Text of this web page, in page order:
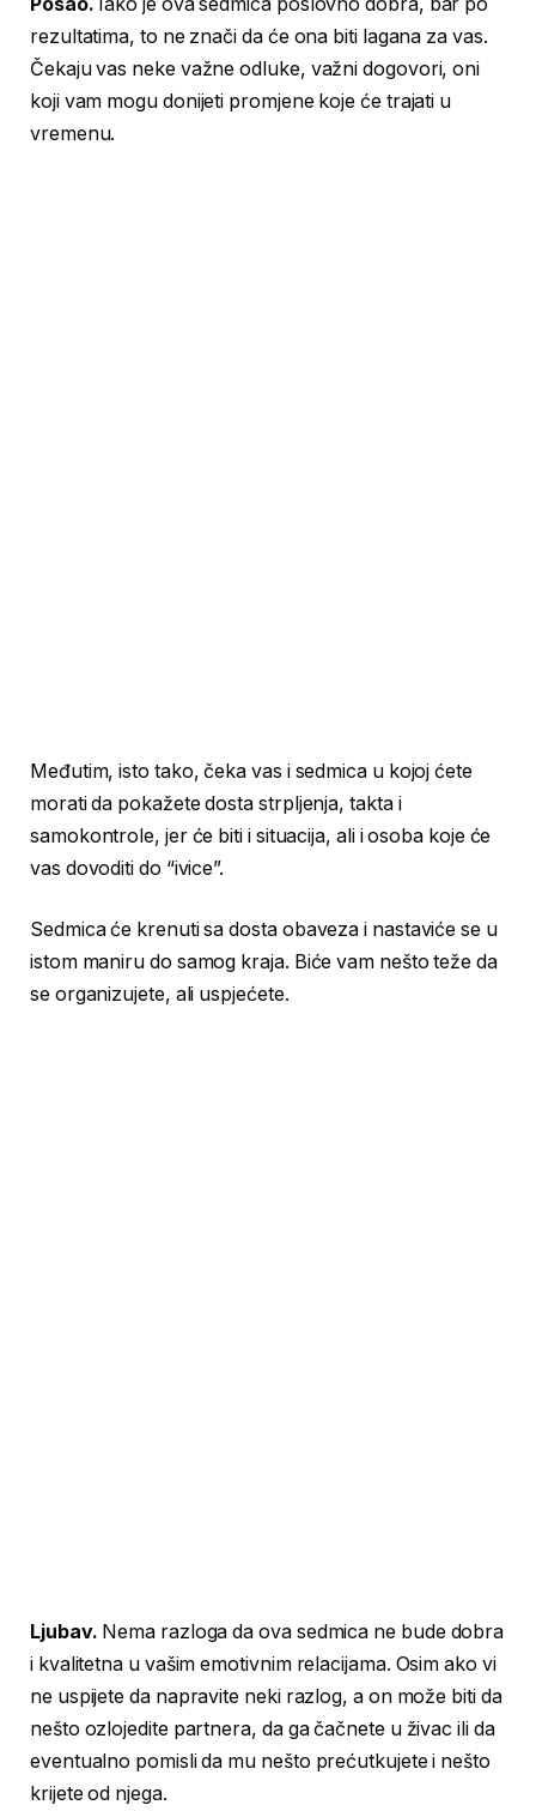
rezultatima, to ne znači da će ona biti lagana za vas.
Čekaju vas neke važne odluke, važni dogovori, oni
koji vam mogu donijeti promjene koje će trajati u
vremenu.
Međutim, isto tako, čeka vas i sedmica u kojoj ćete
morati da pokažete dosta strpljenja, takta i
samokontrole, jer će biti i situacija, ali i osoba koje će
vas dovoditi do “ivice”.
Sedmica će krenuti sa dosta obaveza i nastaviće se u
istom maniru do samog kraja. Biće vam nešto teže da
se organizujete, ali uspjećete.
Ljubav. Nema razloga da ova sedmica ne bude dobra
i kvalitetna u vašim emotivnim relacijama. Osim ako vi
ne uspijete da napravite neki razlog, a on može biti da
nešto ozlojedite partnera, da ga čačnete u živac ili da
eventualno pomisli da mu nešto prećutkujete i nešto
krijete od njega.